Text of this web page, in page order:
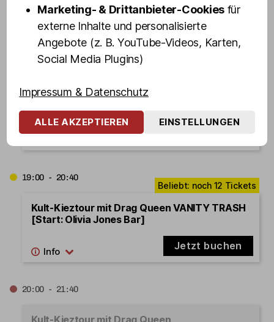
Jetzt buchen
18:45 - 20:25
Kult-Kieztour mit Türsteher DENNIS SCHMIDT
19:00 - 20:40
Kult-Kieztour mit Drag Queen VANITY TRASH
[Start: Olivia Jones Bar]
Jetzt buchen
20:00 - 21:40
Kult-Kieztour mit Drag Queen
Marketing- & Drittanbieter-Cookies für
externe Inhalte und personalisierte
Angebote (z. B. YouTube-Videos, Karten,
Social Media Plugins)
Impressum & Datenschutz
ALLE AKZEPTIEREN EINSTELLUNGEN